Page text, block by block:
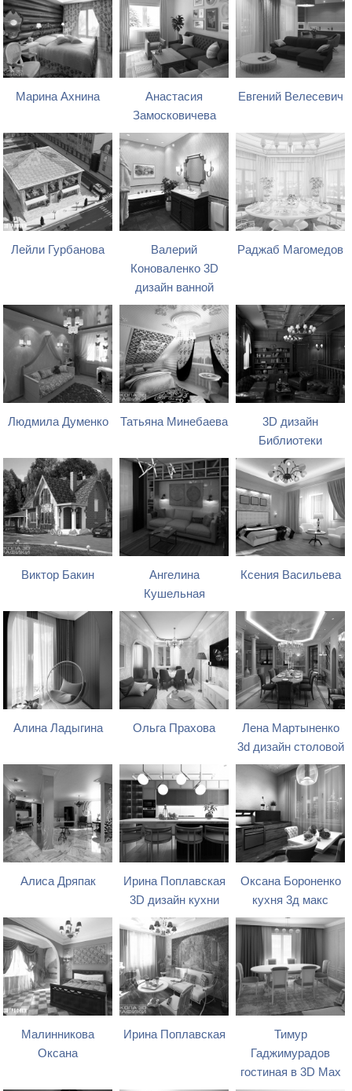
Марина Ахнина
Анастасия
Замосковичева
Евгений Велесевич
Лейли Гурбанова
Валерий
Коноваленко 3D
дизайн ванной
Раджаб Магомедов
Людмила Думенко Татьяна Минебаева
3D дизайн
Библиотеки
Виктор Бакин
Ангелина
Кушельная
Ксения Васильева
Алина Ладыгина Ольга Прахова
Лена Мартыненко
3d дизайн столовой
Алиса Дряпак
Ирина Поплавская
3D дизайн кухни
Оксана Бороненко
кухня 3д макс
Малинникова
Оксана
Ирина Поплавская
Тимур
Гаджимурадов
гостиная в 3D Max